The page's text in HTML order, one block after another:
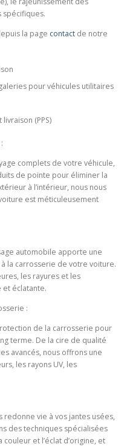
spécifiques.
la page contact de notre
pour véhicules utilitaires
(PPS)
complets de votre véhicule,
de pointe pour éliminer la
à l’intérieur, nous nous
est méticuleusement
automobile apporte une
la carrosserie de votre voiture.
les rayures et les
et éclatante.
:
de la carrosserie pour
terme. De la cire de qualité
avancés, nous offrons une
les rayons UV, les
vie à vos jantes usées,
des techniques spécialisées
et l’éclat d’origine, et